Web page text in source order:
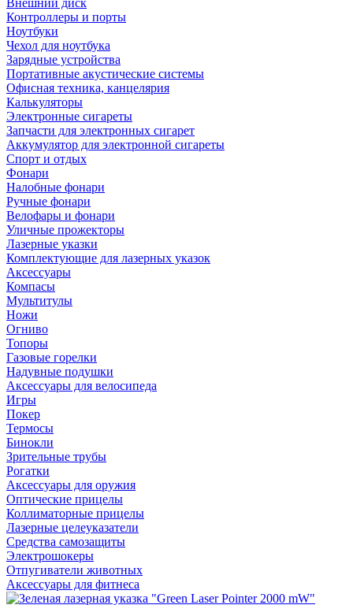
Внешний диск
Контроллеры и порты
Ноутбуки
Чехол для ноутбука
Зарядные устройства
Портативные акустические системы
Офисная техника, канцелярия
Калькуляторы
Электронные сигареты
Запчасти для электронных сигарет
Аккумулятор для электронной сигареты
Спорт и отдых
Фонари
Налобные фонари
Ручные фонари
Велофары и фонари
Уличные прожекторы
Лазерные указки
Комплектующие для лазерных указок
Аксессуары
Компасы
Мультитулы
Ножи
Огниво
Топоры
Газовые горелки
Надувные подушки
Аксессуары для велосипеда
Игры
Покер
Термосы
Бинокли
Зрительные трубы
Рогатки
Аксессуары для оружия
Оптические прицелы
Коллиматорные прицелы
Лазерные целеуказатели
Средства самозащиты
Электрошокеры
Отпугиватели животных
Аксессуары для фитнеса